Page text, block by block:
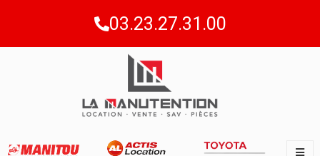
03.23.27.31.00